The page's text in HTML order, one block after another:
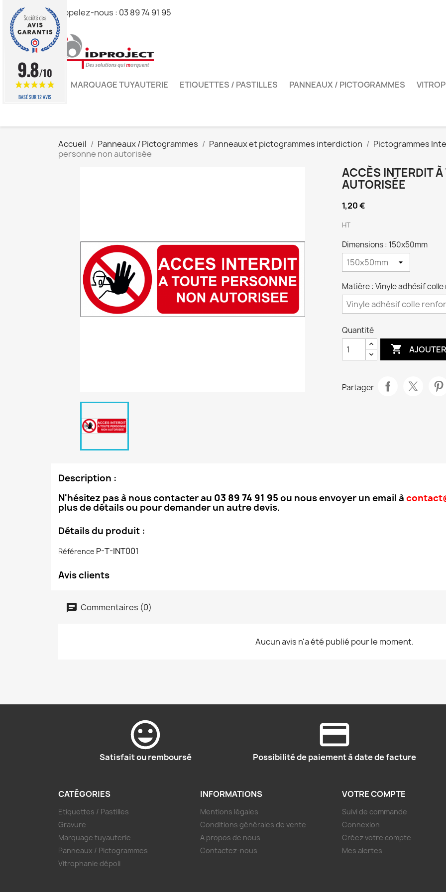
Appelez-nous : 03 89 74 91 95
MARQUAGE TUYAUTERIE ETIQUETTES / PASTILLES PANNEAUX / PICTOGRAMMES
Accueil Panneaux / Pictogrammes Panneaux et pictogrammes interdiction Pictogrammes
personne non autorisée
ACCÈS INTERDIT
AUTORISÉE
1,20 €
HT
Dimensions : 150x50mm
Matière : Vinyle adhésif
Quantité

Partager
Description :
N'hésitez pas à nous contacter au 03 89 74 91 95 ou nous envoyer un email à
plus de détails ou pour demander un autre devis.
Détails du produit :
Référence P-T-INT001
Avis clients
Commentaires (0)
Aucun avis n'a été publié pour le moment.
Satisfait ou remboursé Possibilité de paiement à date de facture
CATÉGORIES
Etiquettes / Pastilles
Gravure
Marquage tuyauterie
Panneaux / Pictogrammes
Vitrophanie dépoli
INFORMATIONS
Mentions légales
Conditions générales de vente
A propos de nous
Contactez-nous
VOTRE COMPTE
Suivi de commande
Connexion
Créez votre compte
Mes alertes
9.8/10
BASÉ SUR 12 AVIS